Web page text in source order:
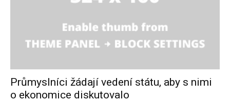
Průmyslníci žádají vedení státu, aby s nimi
o ekonomice diskutovalo